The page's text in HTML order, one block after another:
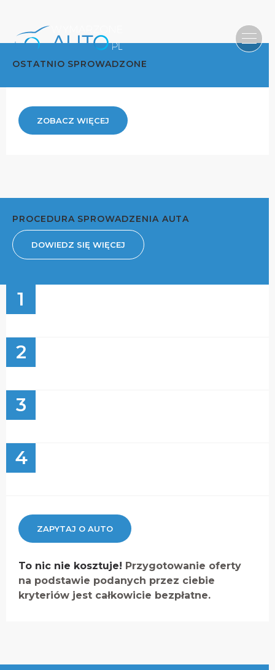
OSTATNIO SPROWADZONE
ZOBACZ WIĘCEJ
PROCEDURA SPROWADZENIA AUTA
DOWIEDZ SIĘ WIĘCEJ
1
2
3
4
ZAPYTAJ O AUTO
To nic nie kosztuje! Przygotowanie oferty
na podstawie podanych przez ciebie
kryteriów jest całkowicie bezpłatne.